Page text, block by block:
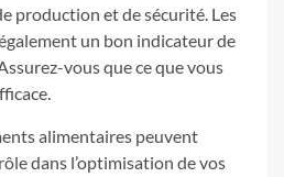
production et de sécurité. Les
un bon indicateur de
vous que ce que vous
alimentaires peuvent
dans l’optimisation de vos